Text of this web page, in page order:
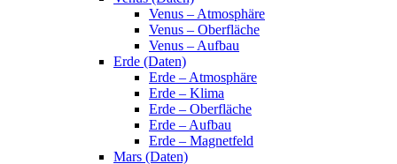
Venus – Atmosphäre
Venus – Oberfläche
Venus – Aufbau
Erde (Daten)
Erde – Atmosphäre
Erde – Klima
Erde – Oberfläche
Erde – Aufbau
Erde – Magnetfeld
Mars (Daten)